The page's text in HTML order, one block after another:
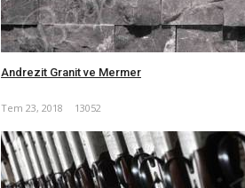
Andrezit Granit ve Mermer
Tem 23, 2018 13052